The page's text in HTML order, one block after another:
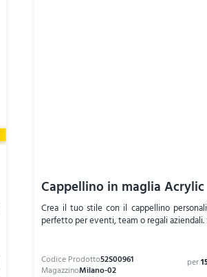
Cappellino in maglia Acrylic
Crea il tuo stile con il cappellino
perfetto per eventi, team o regali
per